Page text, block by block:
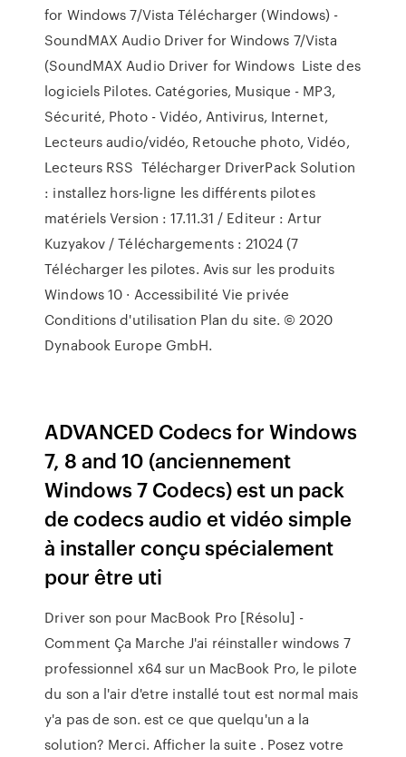
for Windows 7/Vista Télécharger (Windows) -
SoundMAX Audio Driver for Windows 7/Vista
(SoundMAX Audio Driver for Windows Liste des
logiciels Pilotes. Catégories, Musique - MP3,
Sécurité, Photo - Vidéo, Antivirus, Internet,
Lecteurs audio/vidéo, Retouche photo, Vidéo,
Lecteurs RSS Télécharger DriverPack Solution
: installez hors-ligne les différents pilotes
matériels Version : 17.11.31 / Editeur : Artur
Kuzyakov / Téléchargements : 21024 (7
Télécharger les pilotes. Avis sur les produits
Windows 10 · Accessibilité Vie privée
Conditions d'utilisation Plan du site. © 2020
Dynabook Europe GmbH.
ADVANCED Codecs for Windows
7, 8 and 10 (anciennement
Windows 7 Codecs) est un pack
de codecs audio et vidéo simple
à installer conçu spécialement
pour être uti
Driver son pour MacBook Pro [Résolu] -
Comment Ça Marche J'ai réinstaller windows 7
professionnel x64 sur un MacBook Pro, le pilote
du son a l'air d'etre installé tout est normal mais
y'a pas de son. est ce que quelqu'un a la
solution? Merci. Afficher la suite . Posez votre